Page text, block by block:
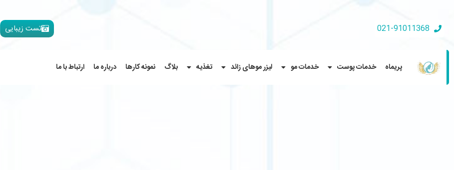
021-91011368 تست زیبایی
پریماه خدمات پوست خدمات مو لیزر موهای زائد تغذیه بلاگ نمونه کارها درباره ما ارتباط با ما